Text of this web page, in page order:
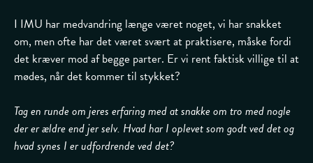
I IMU har medvandring længe været noget, vi har snakket
om, men ofte har det været svært at praktisere, måske fordi
det kræver mod af begge parter. Er vi rent faktisk villige til at
mødes, når det kommer til stykket?
Tag en runde om jeres erfaring med at snakke om tro med nogle
der er ældre end jer selv. Hvad har I oplevet som godt ved det og
hvad synes I er udfordrende ved det?